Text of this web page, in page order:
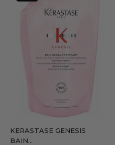
KERASTASE GENESIS
BAIN...